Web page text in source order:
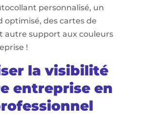
personnalisé, un
optimisé, des cartes de
autre support aux couleurs
!
la visibilité
entreprise en